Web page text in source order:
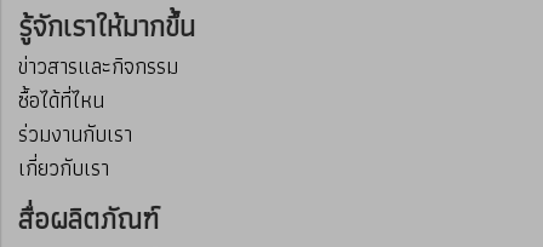
รู้จักเราให้มากขึ้น
ข่าวสารและกิจกรรม
ซื้อได้ที่ไหน
ร่วมงานกับเรา
เกี่ยวกับเรา
สื่อผลิตภัณฑ์